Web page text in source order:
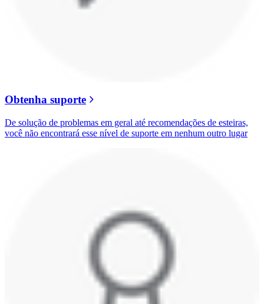
Obtenha suporte
De solução de problemas em geral até recomendações de esteiras,
você não encontrará esse nível de suporte em nenhum outro lugar